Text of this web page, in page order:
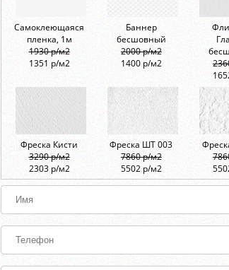
Самоклеющаяся
пленка, 1м
1930 р/м2
1351 р/м2
Баннер
бесшовный
2000 р/м2
1400 р/м2
Фреска Кисти
3290 р/м2
2303 р/м2
Фреска ШТ 003
7860 р/м2
5502 р/м2